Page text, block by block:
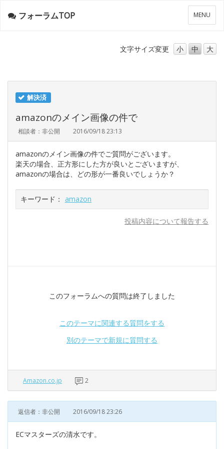
メ
ニ
ー
MENU
フォーラムTOP
文字サイズ変更 小 中 大
解決済
amazonのメイン画像の件で
相談者：非公開 2016/09/18 23:13
amazonのメイン画像の件でご質問がございます。
楽天の場合、正方形にした方が良いとございますが、
amazonの場合は、どの形が一番良いでしょうか？
キーワード： amazon
投稿内容について報告する
このフォーラムへの質問は終了しました
このテーマに関連する質問をする
別のテーマで新規に質問する
Amazon.co.jp 2
返信者：非公開 2016/09/18 23:26
ECマスターズの清水です。